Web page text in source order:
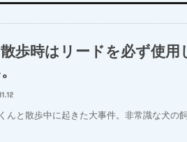
歩時はリードを必ず使用
んと散歩中に起きた大事件。非常識な犬の